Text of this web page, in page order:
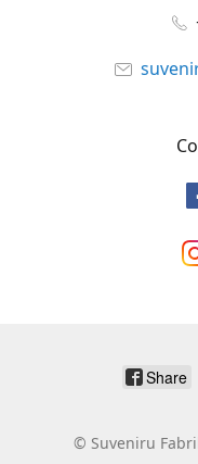
Share
© Suveniru